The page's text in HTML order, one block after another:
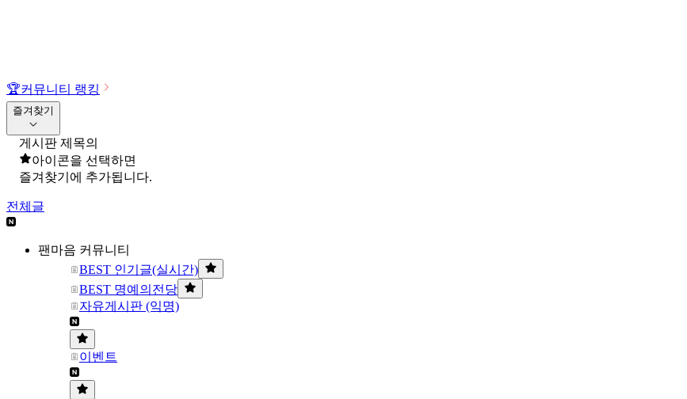
🏆커뮤니티 랭킹
즐겨찾기
게시판 제목의
아이콘을 선택하면
즐겨찾기에 추가됩니다.
전체글
팬마음 커뮤니티
BEST 인기글(실시간)
BEST 명예의전당
자유게시판 (익명)
이벤트